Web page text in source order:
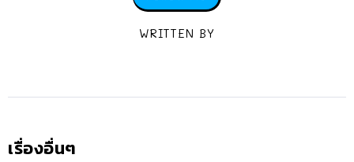
WRITTEN BY
เรื่องอื่นๆ